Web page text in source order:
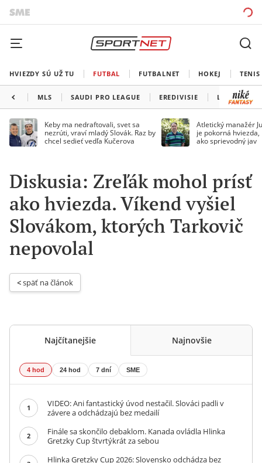
HVIEZDY SÚ UŽ TU FUTBAL FUTBALNET HOKEJ TENIS
MLS SAUDI PRO LEAGUE EREDIVISIE LIGA
Keby ma nedraftovali, svet sa
nezrúti, vraví mladý Slovák. Raz by
chcel sedieť vedľa Kučerova
Atletický manažér
je pokorná
ako sprievodný jav
Diskusia: Zreľák mohol prísť
ako hviezda. Víkend vyšiel
Slovákom, ktorých Tarkovič
nepovolal
< späť na článok
Najčítanejšie Najnovšie
4 hod 24 hod 7 dní SME
1
VIDEO: Ani fantastický úvod nestačil. Slováci padli v
závere a odchádzajú bez medailí
2
Finále sa skončilo debaklom. Kanada ovládla Hlinka
Gretzky Cup štvrtýkrát za sebou
Hlinka Gretzky Cup 2026: Slovensko odchádza bez